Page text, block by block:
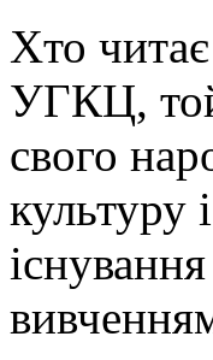
Хто
УГКЦ,
свого
культуру